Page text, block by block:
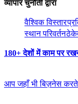
व्यापार चुनौती द्वारा​​
वैश्विक विस्तार​​
स्थान परिवर्तन​​
180+ देशों में काम पर
आप जहाँ भी बिज़नेस